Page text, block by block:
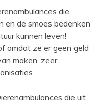
die
en de smoes bedenken
kunnen leven!
omdat ze er geen geld
maken, zeer
die uit